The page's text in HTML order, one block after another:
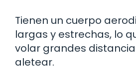
Tienen un cuerpo
largas y estrechas, lo
volar grandes
aletear.